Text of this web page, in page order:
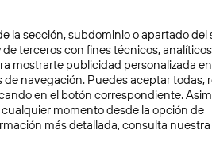
millennials la
la sección, subdominio o apartado del
terceros con fines técnicos,
mostrarte publicidad personalizada
navegación. Puedes aceptar todas,
en el botón correspondiente.
momento desde la opción de
más detallada, consulta nuestra